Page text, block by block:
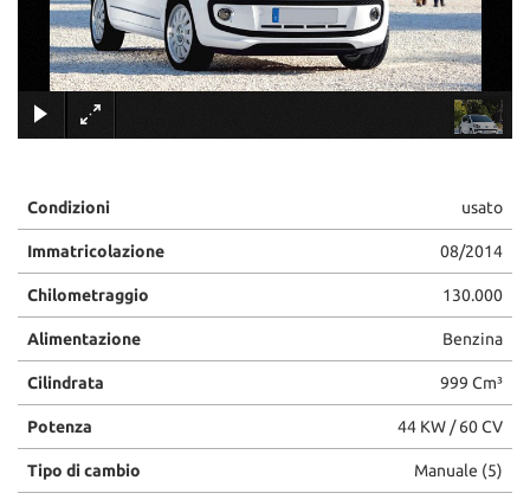
×
Condizioni usato
Immatricolazione 08/2014
Chilometraggio 130.000
Alimentazione Benzina
Cilindrata 999 Cm³
Potenza 44 KW / 60 CV
Tipo di cambio Manuale (5)
tracciamento
che
adottiamo
per
offrire
le
svolgere
attività
di
seguito
descritte.
Per
ottenere
maggiori
informazioni
sull'utilità
sul